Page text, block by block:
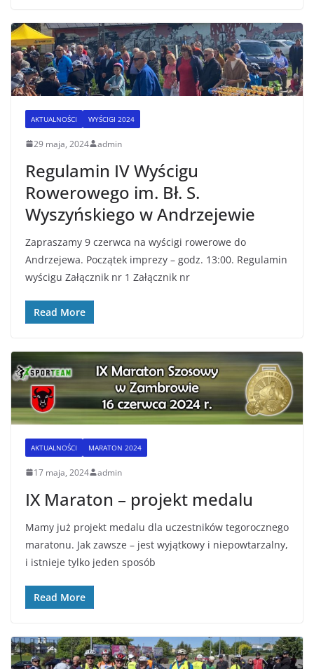
AKTUALNOŚCI WYŚCIGI 2024
29 maja, 2024 admin
Regulamin IV Wyścigu
Rowerowego im. Bł. S.
Wyszyńskiego w Andrzejewie
Zapraszamy 9 czerwca na wyścigi rowerowe do
Andrzejewa. Początek imprezy – godz. 13:00. Regulamin
wyścigu Załącznik nr 1 Załącznik nr
Read More
AKTUALNOŚCI MARATON 2024
17 maja, 2024 admin
IX Maraton – projekt medalu
Mamy już projekt medalu dla uczestników tegorocznego
maratonu. Jak zawsze – jest wyjątkowy i niepowtarzalny,
i istnieje tylko jeden sposób
Read More